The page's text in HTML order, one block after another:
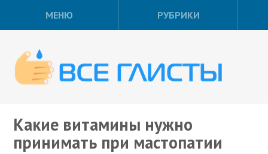
МЕНЮ РУБРИКИ
Какие витамины нужно
принимать при мастопатии